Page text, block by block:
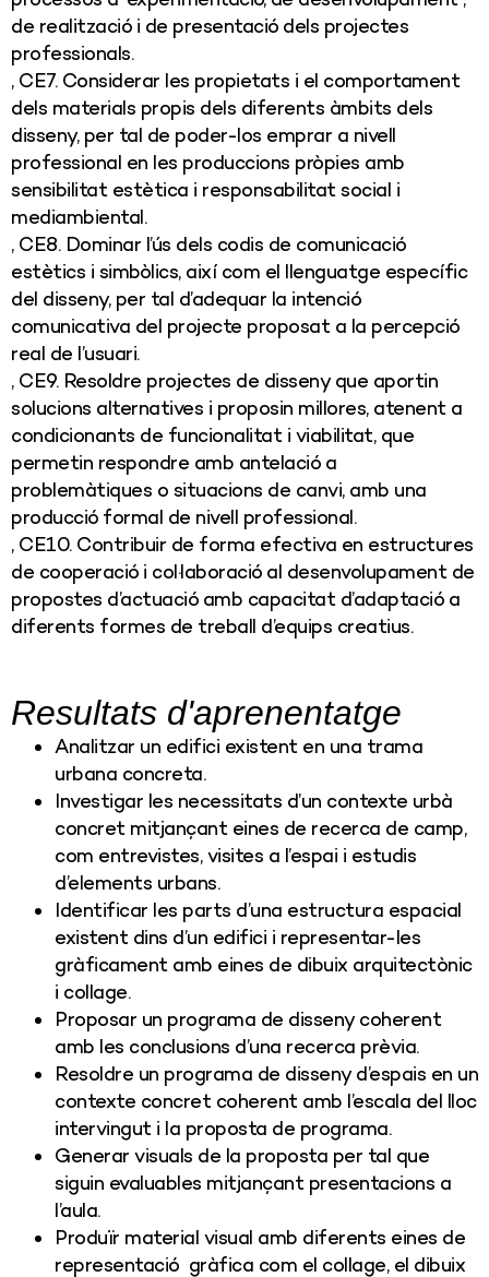
de realització i de presentació dels projectes
professionals.
, CE7. Considerar les propietats i el comportament
dels materials propis dels diferents àmbits dels
disseny, per tal de poder-los emprar a nivell
professional en les produccions pròpies amb
sensibilitat estètica i responsabilitat social i
mediambiental.
, CE8. Dominar l’ús dels codis de comunicació
estètics i simbòlics, així com el llenguatge específic
del disseny, per tal d’adequar la intenció
comunicativa del projecte proposat a la percepció
real de l’usuari.
, CE9. Resoldre projectes de disseny que aportin
solucions alternatives i proposin millores, atenent a
condicionants de funcionalitat i viabilitat, que
permetin respondre amb antelació a
problemàtiques o situacions de canvi, amb una
producció formal de nivell professional.
, CE10. Contribuir de forma efectiva en estructures
de cooperació i col·laboració al desenvolupament de
propostes d’actuació amb capacitat d’adaptació a
diferents formes de treball d’equips creatius.
Resultats d'aprenentatge
Analitzar un edifici existent en una trama
urbana concreta.
Investigar les necessitats d’un contexte urbà
concret mitjançant eines de recerca de camp,
com entrevistes, visites a l’espai i estudis
d’elements urbans.
Identificar les parts d’una estructura espacial
existent dins d’un edifici i representar-les
gràficament amb eines de dibuix arquitectònic
i collage.
Proposar un programa de disseny coherent
amb les conclusions d’una recerca prèvia.
Resoldre un programa de disseny d’espais en un
contexte concret coherent amb l’escala del lloc
intervingut i la proposta de programa.
Generar visuals de la proposta per tal que
siguin evaluables mitjançant presentacions a
l’aula.
Produïr material visual amb diferents eines de
representació gràfica com el collage, el dibuix